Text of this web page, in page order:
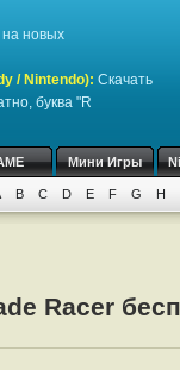
новых
/ Nintendo): Скачать
буква "R
Мини Игры
B C D E F G H
Racer